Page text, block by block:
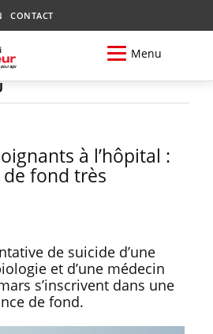
CONTACT
Menu
à l’hôpital :
fond très
de suicide d’une
et d’une médecin
s’inscrivent dans une
de fond.